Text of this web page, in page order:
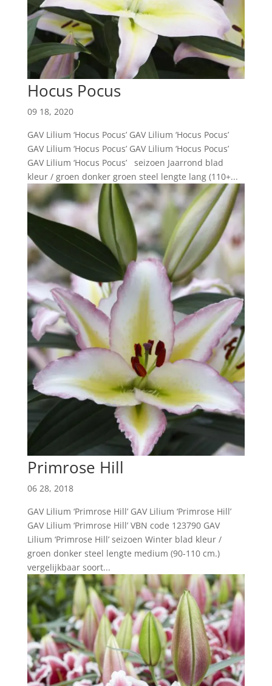
Hocus Pocus
09 18, 2020
GAV Lilium ‘Hocus Pocus’ GAV Lilium ‘Hocus Pocus’
GAV Lilium ‘Hocus Pocus’ GAV Lilium ‘Hocus Pocus’
GAV Lilium ‘Hocus Pocus’ seizoen Jaarrond blad
kleur / groen donker groen steel lengte lang (110+...
Primrose Hill
06 28, 2018
GAV Lilium ‘Primrose Hill’ GAV Lilium ‘Primrose Hill’
GAV Lilium ‘Primrose Hill’ VBN code 123790 GAV
Lilium ‘Primrose Hill’ seizoen Winter blad kleur /
groen donker steel lengte medium (90-110 cm.)
vergelijkbaar soort...